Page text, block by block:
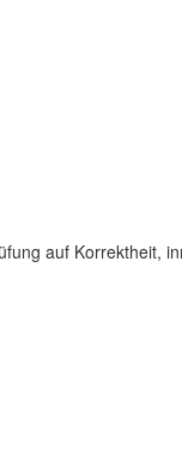
auf Korrektheit,